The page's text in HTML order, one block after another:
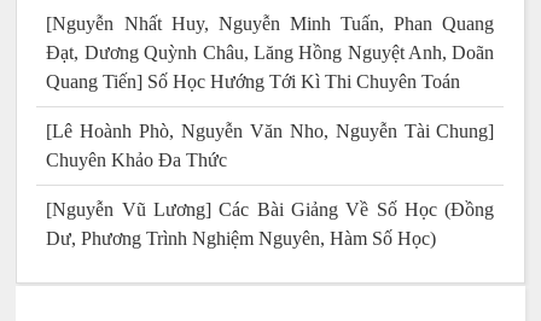
[Nguyễn Nhất Huy, Nguyễn Minh Tuấn, Phan Quang
Đạt, Dương Quỳnh Châu, Lăng Hồng Nguyệt Anh, Doãn
Quang Tiến] Số Học Hướng Tới Kì Thi Chuyên Toán
[Lê Hoành Phò, Nguyễn Văn Nho, Nguyễn Tài Chung]
Chuyên Khảo Đa Thức
[Nguyễn Vũ Lương] Các Bài Giảng Về Số Học (Đồng
Dư, Phương Trình Nghiệm Nguyên, Hàm Số Học)